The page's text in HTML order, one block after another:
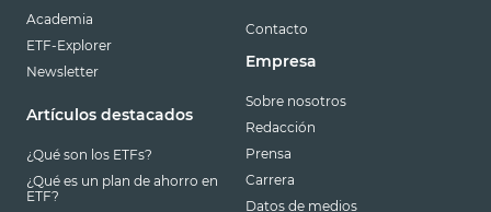
Academia
ETF-Explorer
Newsletter
Artículos destacados
¿Qué son los ETFs?
¿Qué es un plan de ahorro en
ETF?
Contacto
Empresa
Sobre nosotros
Redacción
Prensa
Carrera
Datos de medios